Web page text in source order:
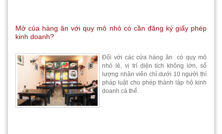
Mở của hàng ăn với quy mô nhỏ có cần đăng ký giấy phép
kinh doanh?
Đối với các cửa hàng ăn có quy mô
nhỏ lẻ, vị trí diện tích không lớn, số
lượng nhân viên chỉ dưới 10 người thì
pháp luật cho phép thành lập hộ kinh
doanh cá thể.